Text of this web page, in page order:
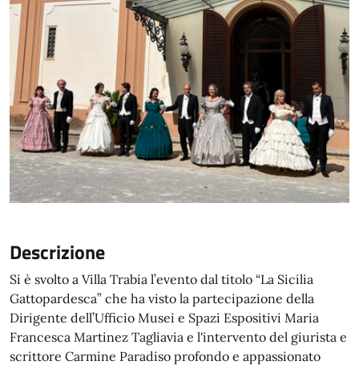
Descrizione
Si è svolto a Villa Trabia l’evento dal titolo “La Sicilia
Gattopardesca” che ha visto la partecipazione della
Dirigente dell’Ufficio Musei e Spazi Espositivi Maria
Francesca Martinez Tagliavia e l'intervento del giurista e
scrittore Carmine Paradiso profondo e appassionato